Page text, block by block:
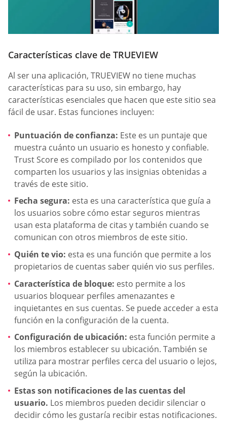
Características clave de TRUEVIEW
Al ser una aplicación, TRUEVIEW no tiene muchas
características para su uso, sin embargo, hay
características esenciales que hacen que este sitio sea
fácil de usar. Estas funciones incluyen:
Puntuación de confianza: Este es un puntaje que
muestra cuánto un usuario es honesto y confiable.
Trust Score es compilado por los contenidos que
comparten los usuarios y las insignias obtenidas a
través de este sitio.
Fecha segura: esta es una característica que guía a
los usuarios sobre cómo estar seguros mientras
usan esta plataforma de citas y también cuando se
comunican con otros miembros de este sitio.
Quién te vio: esta es una función que permite a los
propietarios de cuentas saber quién vio sus perfiles.
Característica de bloque: esto permite a los
usuarios bloquear perfiles amenazantes e
inquietantes en sus cuentas. Se puede acceder a esta
función en la configuración de la cuenta.
Configuración de ubicación: esta función permite a
los miembros establecer su ubicación. También se
utiliza para mostrar perfiles cerca del usuario o lejos,
según la ubicación.
Estas son notificaciones de las cuentas del
usuario. Los miembros pueden decidir silenciar o
decidir cómo les gustaría recibir estas notificaciones.